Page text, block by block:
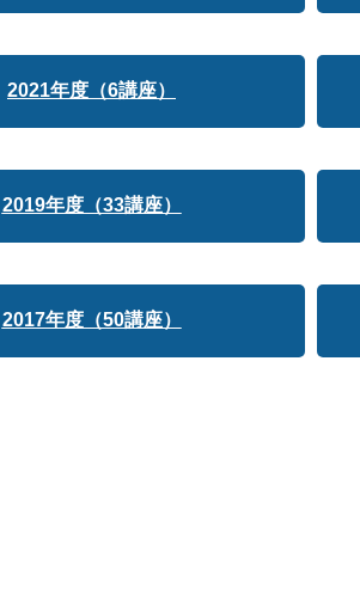
2021年度（6講座）
2019年度（33講座）
2017年度（50講座）